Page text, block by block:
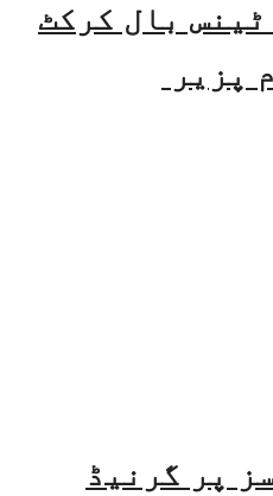
بال کرکٹ
پزیر
پر گرنیڈ